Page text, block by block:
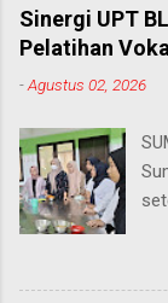
Sinergi UPT
Pelatihan
-Agustus 02, 2026